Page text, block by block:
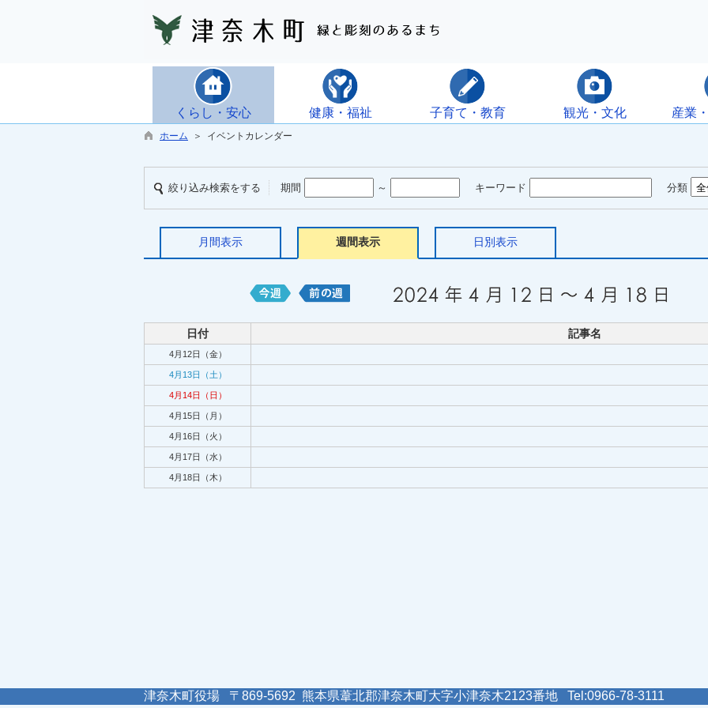
くらし・安心 健康・福祉 子育て・教育 観光・文化 産業
ホーム ＞ イベントカレンダー
絞り込み検索をする 期間 ～ キーワード 分類
月間表示 週間表示 日別表示
日付 記事名
4月12日（金）
4月13日（土）
4月14日（日）
4月15日（月）
4月16日（火）
4月17日（水）
4月18日（木）
津奈木町役場 〒869-5692 熊本県葦北郡津奈木町大字小津奈木2123番地 Tel:0966-78-3111